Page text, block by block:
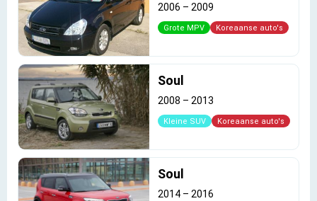
2006 – 2009
Grote MPV Koreaanse auto's
Soul
2008 – 2013
Kleine SUV Koreaanse auto's
Soul
2014 – 2016